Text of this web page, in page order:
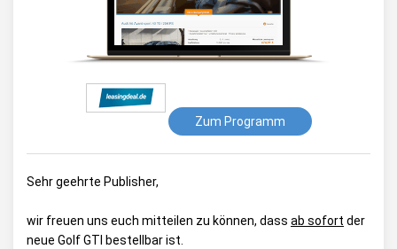
Zum Programm
Sehr geehrte Publisher,
wir freuen uns euch mitteilen zu können, dass ab sofort der
neue Golf GTI bestellbar ist.